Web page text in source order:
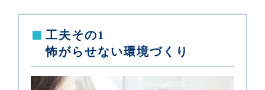
工夫その1
怖がらせない環境づくり